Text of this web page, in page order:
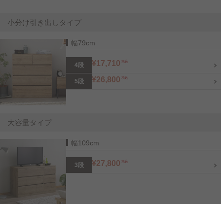
小分け引き出しタイプ
幅79cm
4段 ¥17,710 税込
5段 ¥26,800 税込
大容量タイプ
幅109cm
3段 ¥27,800 税込